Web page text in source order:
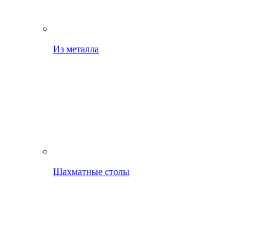
Из металла
Шахматные столы